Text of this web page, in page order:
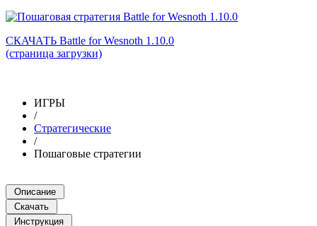
СКАЧАТЬ Battle for Wesnoth 1.10.0
(страница загрузки)
ИГРЫ
/
Стратегические
/
Пошаговые стратегии